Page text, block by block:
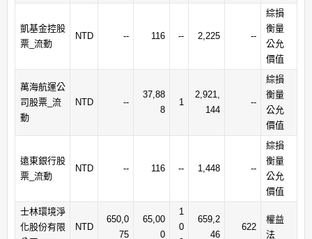
凱基金控股
票_流動
NTD -- 116 -- 2,225 --
綜損
衡量
公允
價值
萬海航運公
司股票_流
動
NTD --
37,88
8
1
2,921,
144
--
綜損
衡量
公允
價值
遠東銀行股
票_流動
NTD -- 116 -- 1,448 --
綜損
衡量
公允
價值
士林環境淨
化股份有限
NTD
650,0
75
65,00
0
1
0
659,2
46
622
權益
法